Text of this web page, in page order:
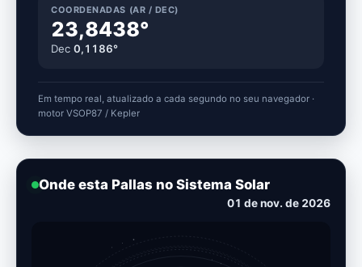
COORDENADAS (AR / DEC)
23,8438°
Dec 0,1186°
Em tempo real, atualizado a cada segundo no seu navegador ·
motor VSOP87 / Kepler
Onde esta Pallas no Sistema Solar
13 de nov. de 2026